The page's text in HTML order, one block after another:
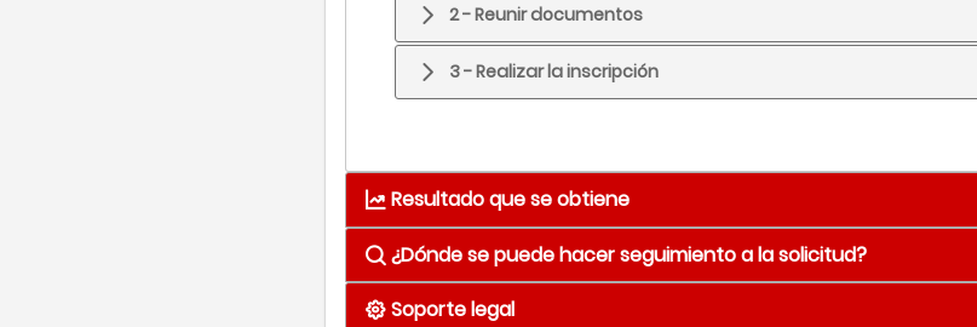
2 - Reunir documentos
3 - Realizar la inscripción
Resultado que se obtiene
Resultado Listado de resultados de admitidos, opcionados o no
¿Dónde se puede hacer seguimiento a la solicitud?
Medio
Soporte legal